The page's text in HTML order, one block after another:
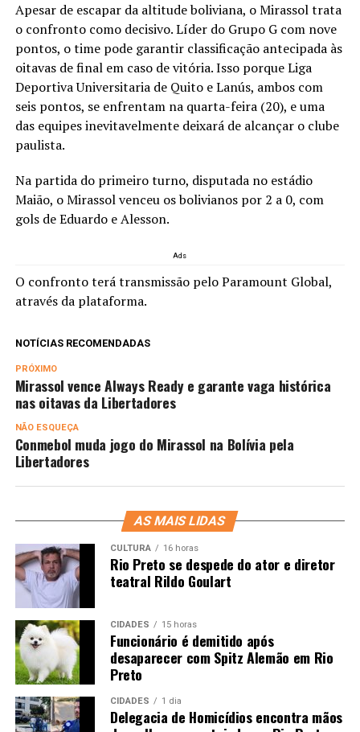
Apesar de escapar da altitude boliviana, o Mirassol trata
o confronto como decisivo. Líder do Grupo G com nove
pontos, o time pode garantir classificação antecipada às
oitavas de final em caso de vitória. Isso porque Liga
Deportiva Universitaria de Quito e Lanús, ambos com
seis pontos, se enfrentam na quarta-feira (20), e uma
das equipes inevitavelmente deixará de alcançar o clube
paulista.
Na partida do primeiro turno, disputada no estádio
Maião, o Mirassol venceu os bolivianos por 2 a 0, com
gols de Eduardo e Alesson.
Ads
O confronto terá transmissão pelo Paramount Global,
através da plataforma.
NOTÍCIAS RECOMENDADAS
PRÓXIMO
Mirassol vence Always Ready e garante vaga histórica
nas oitavas da Libertadores
NÃO ESQUEÇA
Conmebol muda jogo do Mirassol na Bolívia pela
Libertadores
AS MAIS LIDAS
CULTURA 16 horas
Rio Preto se despede do ator e diretor
teatral Rildo Goulart
CIDADES 15 horas
Funcionário é demitido após
desaparecer com Spitz Alemão em Rio
Preto
CIDADES 1 dia
Delegacia de Homicídios encontra mãos